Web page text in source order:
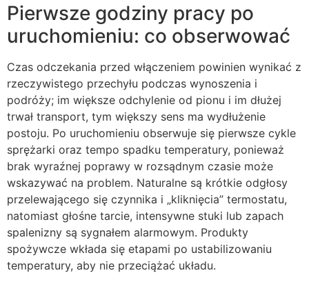
Pierwsze godziny pracy po
uruchomieniu: co obserwować
Czas odczekania przed włączeniem powinien wynikać z
rzeczywistego przechyłu podczas wynoszenia i
podróży; im większe odchylenie od pionu i im dłużej
trwał transport, tym większy sens ma wydłużenie
postoju. Po uruchomieniu obserwuje się pierwsze cykle
sprężarki oraz tempo spadku temperatury, ponieważ
brak wyraźnej poprawy w rozsądnym czasie może
wskazywać na problem. Naturalne są krótkie odgłosy
przelewającego się czynnika i „kliknięcia” termostatu,
natomiast głośne tarcie, intensywne stuki lub zapach
spalenizny są sygnałem alarmowym. Produkty
spożywcze wkłada się etapami po ustabilizowaniu
temperatury, aby nie przeciążać układu.